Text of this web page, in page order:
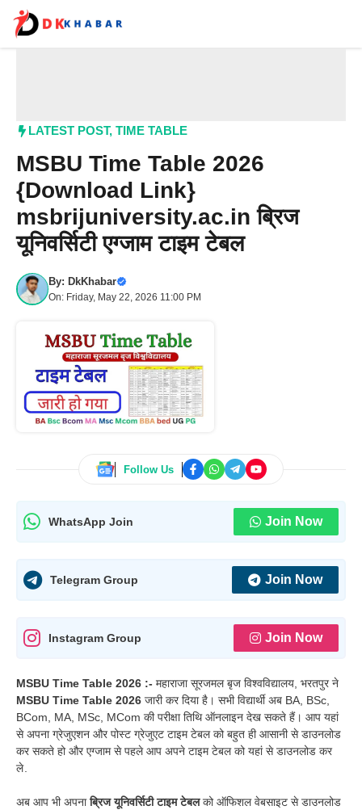
content
LATEST POST, TIME TABLE
MSBU Time Table 2026
{Download Link}
msbrijuniversity.ac.in ब्रिज
यूनिवर्सिटी एग्जाम टाइम टेबल
By: DkKhabar
On: Friday, May 22, 2026 11:00 PM
Follow Us
WhatsApp Join Join Now
Telegram Group Join Now
Instagram Group Join Now
MSBU Time Table 2026 :- महाराजा सूरजमल बृज विश्वविद्यालय, भरतपुर ने
MSBU Time Table 2026 जारी कर दिया है। सभी विद्यार्थी अब BA, BSc,
BCom, MA, MSc, MCom की परीक्षा तिथि ऑनलाइन देख सकते हैं। आप यहां
से अपना ग्रेजुएशन और पोस्ट ग्रेजुएट टाइम टेबल को बहुत ही आसानी से डाउनलोड
कर सकते हो और एग्जाम से पहले आप अपने टाइम टेबल को यहां से डाउनलोड कर
ले .
अब आप भी अपनाब्रिज यूनिवर्सिटी टाइम टेबलको ऑफिशल वेबसाइट से डाउनलोड